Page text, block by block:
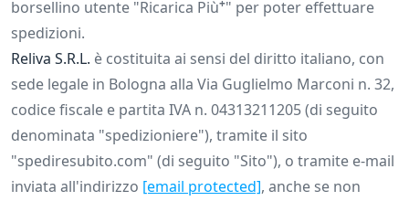
borsellino utente "Ricarica Più+" per poter effettuare
spedizioni.
Reliva S.R.L. è costituita ai sensi del diritto italiano, con
sede legale in Bologna alla Via Guglielmo Marconi n. 32,
codice fiscale e partita IVA n. 04313211205 (di seguito
denominata "spedizioniere"), tramite il sito
"spediresubito.com" (di seguito "Sito"), o tramite e-mail
inviata all'indirizzo [email protected], anche se non